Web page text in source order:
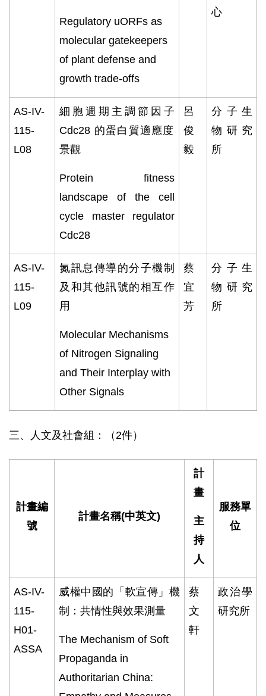
Regulatory uORFs as
molecular gatekeepers
of plant defense and
growth trade-offs
心
AS-IV-
115-
L08
細胞週期主調節因子
Cdc28 的蛋白質適應度
景觀
Protein fitness
landscape of the cell
cycle master regulator
Cdc28
呂
俊
毅
分子生
物研究
所
AS-IV-
115-
L09
氮訊息傳導的分子機制
及和其他訊號的相互作
用
Molecular Mechanisms
of Nitrogen Signaling
and Their Interplay with
Other Signals
蔡
宜
芳
分子生
物研究
所
三、人文及社會組：（2件）
計畫編
號
計畫名稱(中英文)
計
畫
主
持
人
服務單
位
AS-IV-
115-
H01-
ASSA
威權中國的「軟宣傳」機
制：共情性與效果測量
The Mechanism of Soft
Propaganda in
Authoritarian China:
蔡
文
軒
政治學
研究所